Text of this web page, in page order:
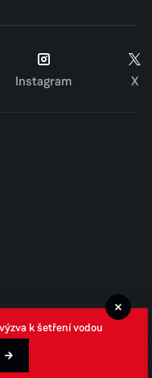
Instagram X
k šetření vodou